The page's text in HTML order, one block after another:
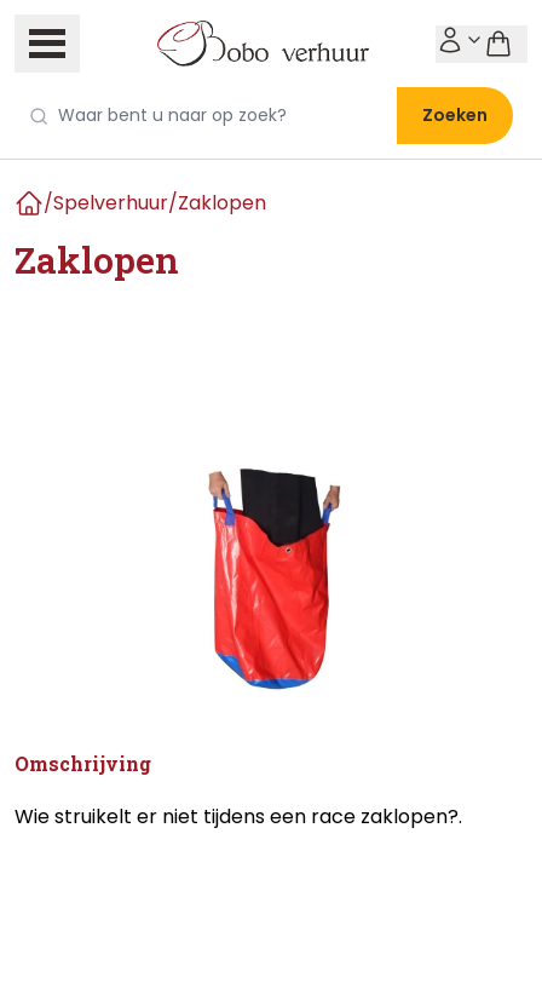
Zoeken
/Spelverhuur/Zaklopen
Zaklopen
Omschrijving
Wie struikelt er niet tijdens een race zaklopen?.